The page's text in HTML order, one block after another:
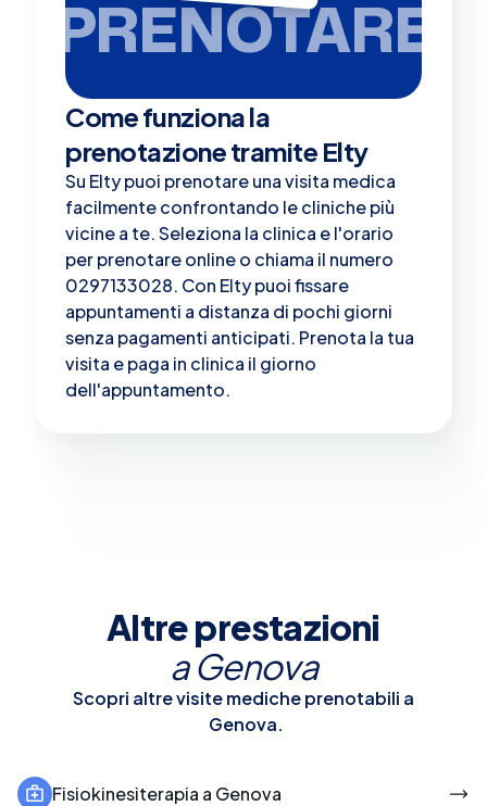
PRENOTARE
Come funziona la
prenotazione tramite Elty
Su Elty puoi prenotare una visita medica
facilmente confrontando le cliniche più
vicine a te. Seleziona la clinica e l'orario
per prenotare online o chiama il numero
0297133028. Con Elty puoi fissare
appuntamenti a distanza di pochi giorni
senza pagamenti anticipati. Prenota la tua
visita e paga in clinica il giorno
dell'appuntamento.
Altre prestazioni
aGenova
Scopri altre visite mediche prenotabili a
Genova.
Fisiokinesiterapia a Genova